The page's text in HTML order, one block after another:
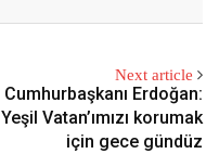
Next article
Cumhurbaşkanı Erdoğan:
Yeşil Vatan’ımızı korumak
için gece gündüz